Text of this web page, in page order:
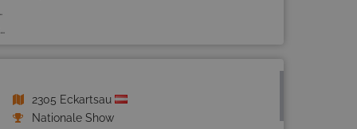
2305 Eckartsau
Nationale Show